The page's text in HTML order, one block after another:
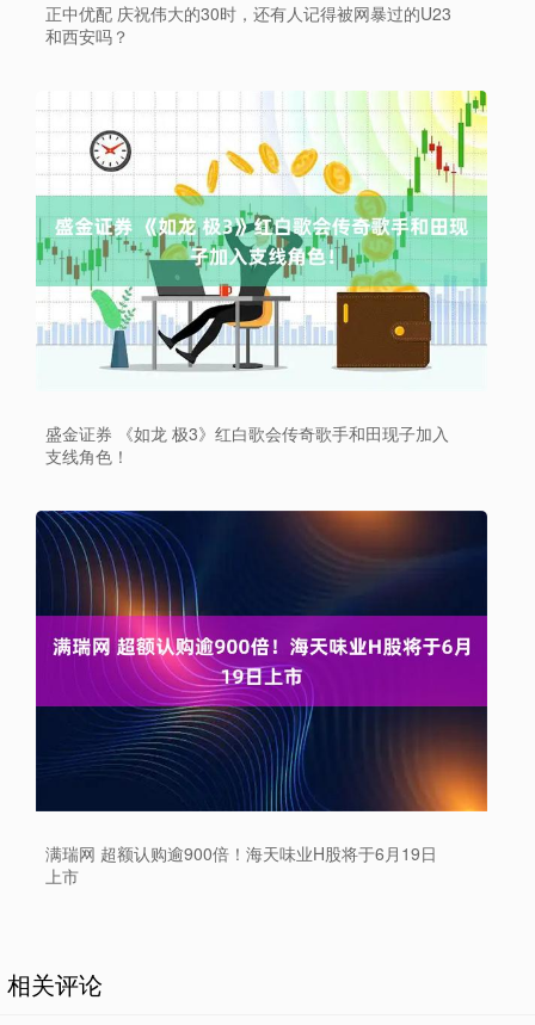
正中优配 庆祝伟大的30时，还有人记得被网暴过的U23
和西安吗？
盛金证券 《如龙 极3》红白歌会传奇歌手和田现子加入
支线角色！
满瑞网 超额认购逾900倍！海天味业H股将于6月19日
上市
相关评论